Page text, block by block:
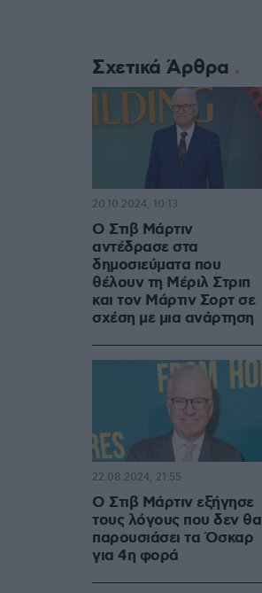
Σχετικά Άρθρα
Ο Στιβ Μάρτιν
αντέδρασε στα
δημοσιεύματα που
θέλουν τη Μέριλ Στριπ
και τον Μάρτιν Σορτ σε
σχέση με μια ανάρτηση
20.10.2024, 10:13
Ο Στιβ Μάρτιν εξήγησε
τους λόγους που δεν θα
παρουσιάσει τα Όσκαρ
για 4η φορά
22.08.2024, 21:55